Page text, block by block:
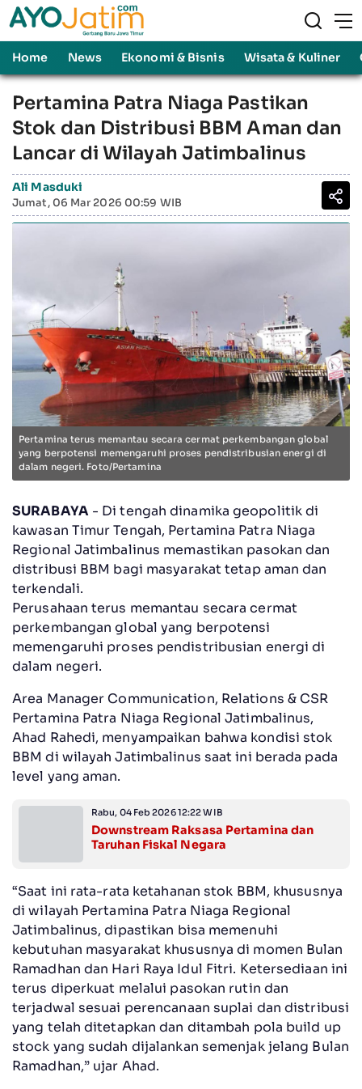
Home News Ekonomi & Bisnis Wisata & Kuliner
Pertamina Patra Niaga Pastikan
Stok dan Distribusi BBM Aman dan
Lancar di Wilayah Jatimbalinus
Ali Masduki
Jumat, 06 Mar 2026 00:59 WIB
Pertamina terus memantau secara cermat perkembangan global
yang berpotensi memengaruhi proses pendistribusian energi di
dalam negeri. Foto/Pertamina
SURABAYA- Di tengah dinamika geopolitik di
kawasan Timur Tengah, Pertamina Patra Niaga
Regional Jatimbalinus memastikan pasokan dan
distribusi BBM bagi masyarakat tetap aman dan
terkendali.
Perusahaan terus memantau secara cermat
perkembangan global yang berpotensi
memengaruhi proses pendistribusian energi di
dalam negeri.
Area Manager Communication, Relations & CSR
Pertamina Patra Niaga Regional Jatimbalinus,
Ahad Rahedi, menyampaikan bahwa kondisi stok
BBM di wilayah Jatimbalinus saat ini berada pada
level yang aman.
Rabu, 04 Feb 2026 12:22 WIB
Downstream Raksasa Pertamina dan
Taruhan Fiskal Negara
“Saat ini rata-rata ketahanan stok BBM, khususnya
di wilayah Pertamina Patra Niaga Regional
Jatimbalinus, dipastikan bisa memenuhi
kebutuhan masyarakat khususnya di momen Bulan
Ramadhan dan Hari Raya Idul Fitri. Ketersediaan ini
terus diperkuat melalui pasokan rutin dan
terjadwal sesuai perencanaan suplai dan distribusi
yang telah ditetapkan dan ditambah pola build up
stock yang sudah dijalankan semenjak jelang Bulan
Ramadhan,” ujar Ahad.